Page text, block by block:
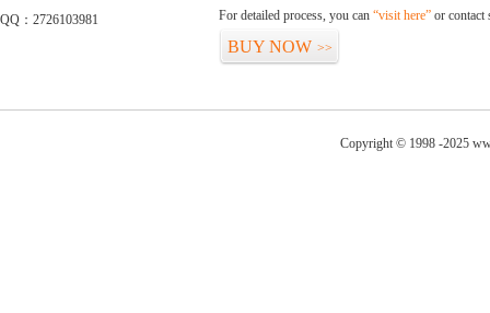
QQ：2726103981
For detailed process, you can “visit here” or contact
BUY NOW >>
Copyright © 1998 -2025